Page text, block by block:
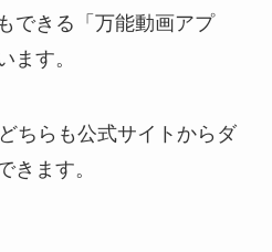
できる「万能動画アプ
ます。
ちらも公式サイトからダ
きます。